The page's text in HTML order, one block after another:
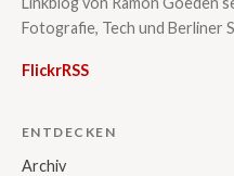
Fotografie, Tech und Berliner
FlickrRSS
ENTDECKEN
Archiv